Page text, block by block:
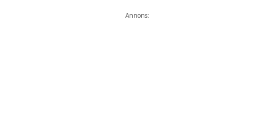
Annons: